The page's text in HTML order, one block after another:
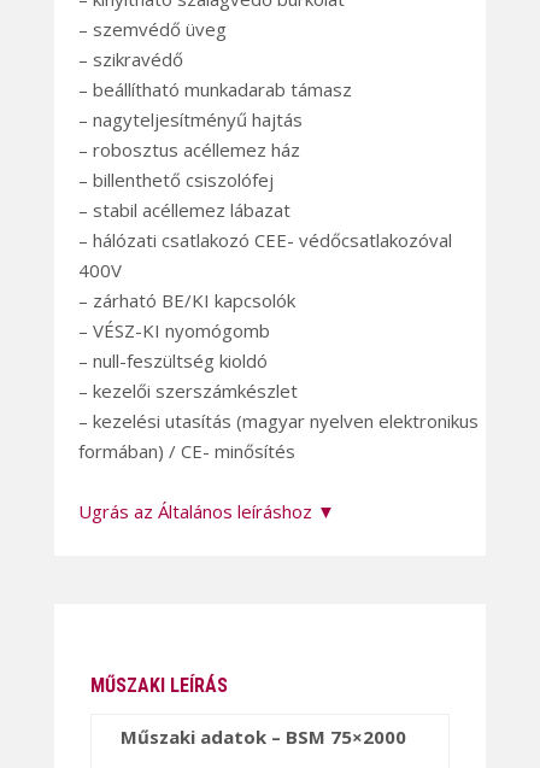
– szemvédő üveg
– szikravédő
– beállítható munkadarab támasz
– nagyteljesítményű hajtás
– robosztus acéllemez ház
– billenthető csiszolófej
– stabil acéllemez lábazat
– hálózati csatlakozó CEE- védőcsatlakozóval
400V
– zárható BE/KI kapcsolók
– VÉSZ-KI nyomógomb
– null-feszültség kioldó
– kezelői szerszámkészlet
– kezelési utasítás (magyar nyelven elektronikus
formában) / CE- minősítés
Ugrás az Általános leíráshoz ▼
MŰSZAKI LEÍRÁS
Műszaki adatok – BSM 75×2000